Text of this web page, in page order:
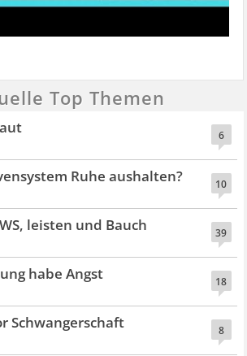
Top Themen
6
10
Ruhe aushalten?
39
leisten und Bauch
18
habe Angst
8
Schwangerschaft